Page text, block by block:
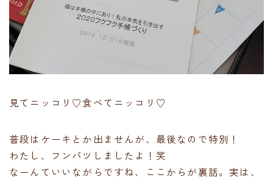
見てニッコリ♡食べてニッコリ♡
普段はケーキとか出ませんが、最後なので特別！
わたし、フンパツしましたよ！笑
なーんていいながらですね、ここからが裏話。実は、